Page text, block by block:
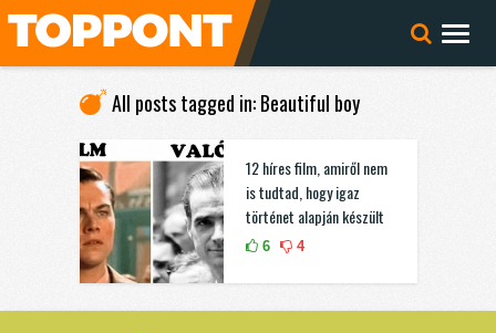
All posts tagged in: Beautiful boy
12 híres film, amiről nem
is tudtad, hogy igaz
történet alapján készült
6 4